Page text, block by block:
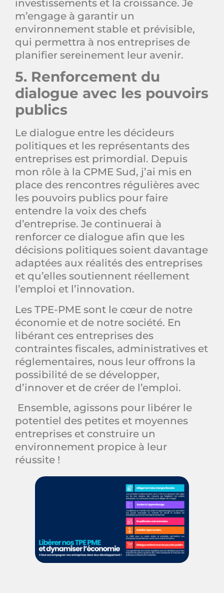
investissements et la croissance. Je
m’engage à garantir un
environnement stable et prévisible,
qui permettra à nos entreprises de
planifier sereinement leur avenir.
5. Renforcement du
dialogue avec les pouvoirs
publics
Le dialogue entre les décideurs
politiques et les représentants des
entreprises est primordial. Depuis
mon rôle à la CPME Sud, j’ai mis en
place des rencontres régulières avec
les pouvoirs publics pour faire
entendre la voix des chefs
d’entreprise. Je continuerai à
renforcer ce dialogue afin que les
décisions politiques soient davantage
adaptées aux réalités des entreprises
et qu’elles soutiennent réellement
l’emploi et l’innovation.
Les TPE-PME sont le cœur de notre
économie et de notre société. En
libérant ces entreprises des
contraintes fiscales, administratives et
réglementaires, nous leur offrons la
possibilité de se développer,
d’innover et de créer de l’emploi.
Ensemble, agissons pour libérer le
potentiel des petites et moyennes
entreprises et construire un
environnement propice à leur
réussite !